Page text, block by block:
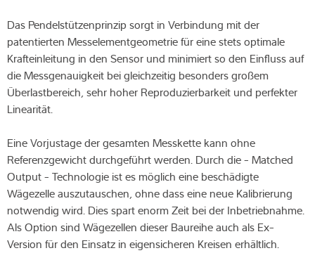
Das Pendelstützenprinzip sorgt in Verbindung mit der
patentierten Messelementgeometrie für eine stets optimale
Krafteinleitung in den Sensor und minimiert so den Einfluss auf
die Messgenauigkeit bei gleichzeitig besonders großem
Überlastbereich, sehr hoher Reproduzierbarkeit und perfekter
Linearität.
Eine Vorjustage der gesamten Messkette kann ohne
Referenzgewicht durchgeführt werden. Durch die - Matched
Output - Technologie ist es möglich eine beschädigte
Wägezelle auszutauschen, ohne dass eine neue Kalibrierung
notwendig wird. Dies spart enorm Zeit bei der Inbetriebnahme.
Als Option sind Wägezellen dieser Baureihe auch als Ex-
Version für den Einsatz in eigensicheren Kreisen erhältlich.